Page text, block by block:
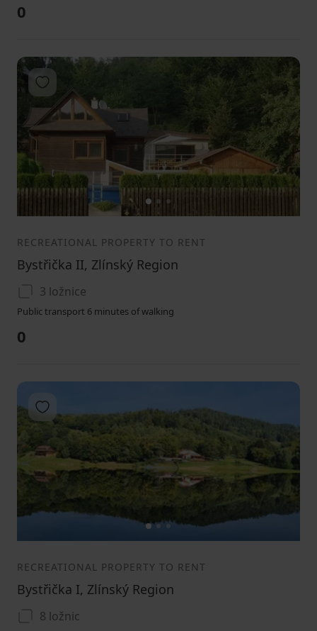
0
12 3
Add to favorites
RECREATIONAL PROPERTY TO RENT
Bystřička II, Zlínský Region
3 ložnice
Public transport 6 minutes of walking
0
12 3
Add to favorites
RECREATIONAL PROPERTY TO RENT
Bystřička I, Zlínský Region
8 ložnic